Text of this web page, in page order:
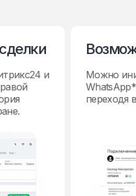
и
Можно
переходя